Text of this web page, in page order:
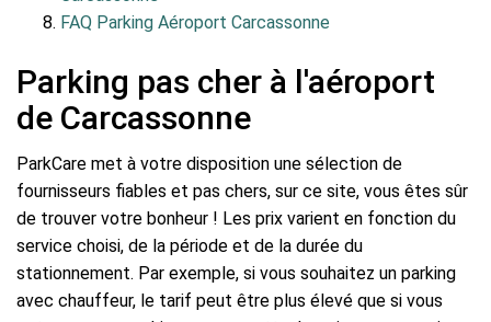
FAQ Parking Aéroport Carcassonne
Parking pas cher à l'aéroport
de Carcassonne
ParkCare met à votre disposition une sélection de
fournisseurs fiables et pas chers, sur ce site, vous êtes sûr
de trouver votre bonheur ! Les prix varient en fonction du
service choisi, de la période et de la durée du
stationnement. Par exemple, si vous souhaitez un parking
avec chauffeur, le tarif peut être plus élevé que si vous